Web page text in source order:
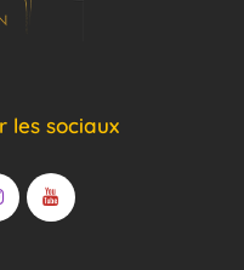
les sociaux